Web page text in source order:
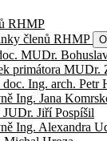
RHMP
členů RHMP
MUDr.
primátora MUDr.
doc. Ing. arch. Petr
Ing. Jana
JUDr. Jiří Pospíšil
Ing. Alexandra